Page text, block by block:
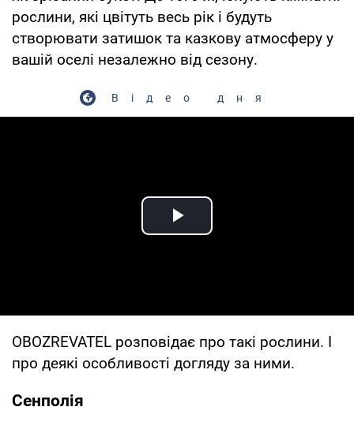
рослини, які цвітуть весь рік і будуть
створювати затишок та казкову атмосферу у
вашій оселі незалежно від сезону.
Відео дня
Play Video
OBOZREVATEL розповідає про такі рослини. І
про деякі особливості догляду за ними.
Сенполія